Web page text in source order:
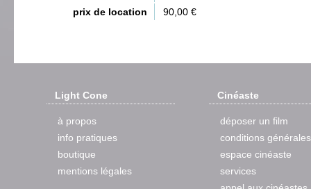
prix de location
90,00 €
Light Cone
à propos
info pratiques
boutique
mentions légales
Cinéaste
déposer un film
conditions générales
espace cinéaste
services